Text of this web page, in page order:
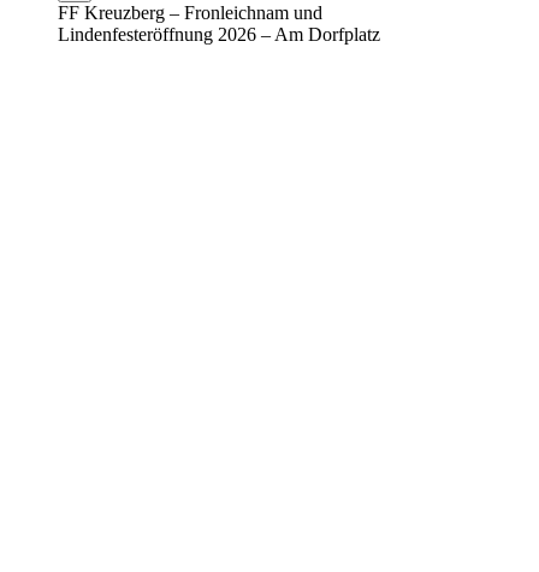
FF Kreuzberg – Fronleichnam und
Lindenfesteröffnung 2026 – Am Dorfplatz